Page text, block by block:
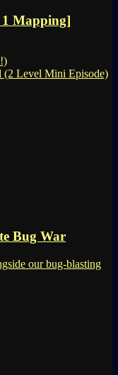
Mapping]
(2 Level Mini Episode)
Bug War
our bug-blasting